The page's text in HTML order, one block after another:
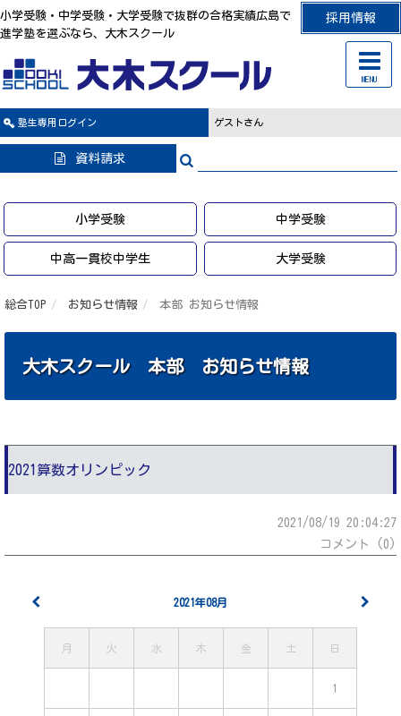
採用情報
小学受験・中学受験・大学受験で抜群の合格実績広島で
進学塾を選ぶなら、大木スクール
塾生専用 ログイン ゲストさん
資料請求
小学受験 中学受験
中高一貫校中学生 大学受験
総合TOP お知らせ情報 本部 お知らせ情報
大木スクール 本部 お知らせ情報
2021算数オリンピック
2021/08/19 20:04:27
コメント (0)
2021年08月
月 火 水 木 金 土 日
1
MENU